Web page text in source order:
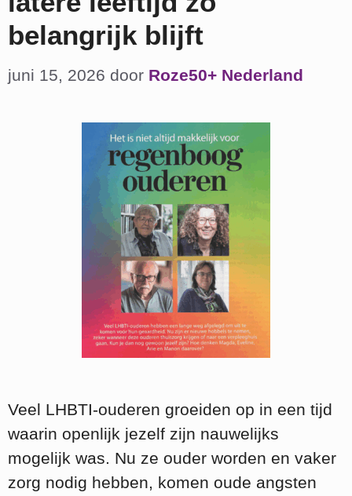
belangrijk blijft
juni 15, 2026 door Roze50+ Nederland
Veel LHBTI‑ouderen groeiden op in een tijd
waarin openlijk jezelf zijn nauwelijks
mogelijk was. Nu ze ouder worden en vaker
zorg nodig hebben, komen oude angsten